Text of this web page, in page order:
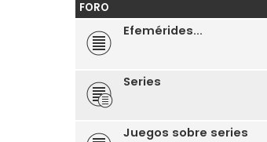
FORO
Efemérides...
Series
Juegos sobre series